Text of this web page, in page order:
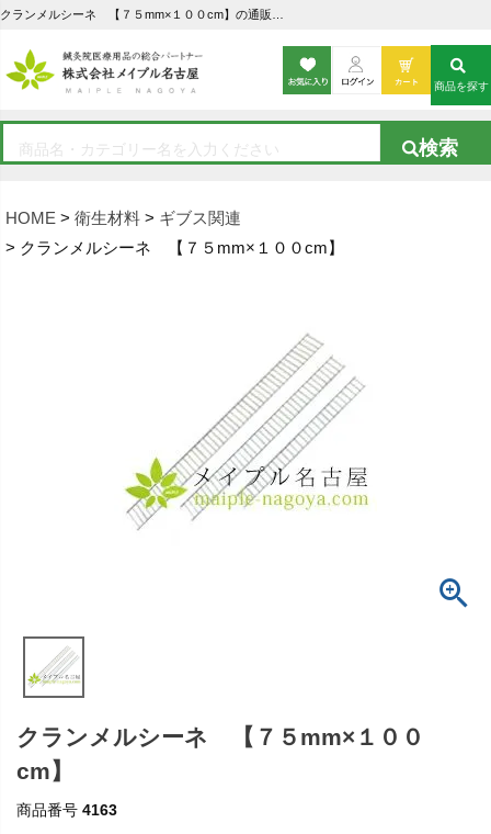
HOME 衛生材料
ギブス関連
クランメルシーネ 【７５mm×１００cm】
商品を探す
クランメルシーネ 【７５mm×１００
cm】
商品番号 4163